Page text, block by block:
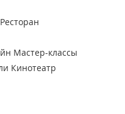
Ресторан
Мастер-классы
Кинотеатр